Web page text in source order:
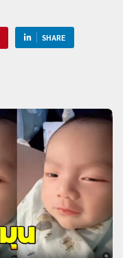
SHARE